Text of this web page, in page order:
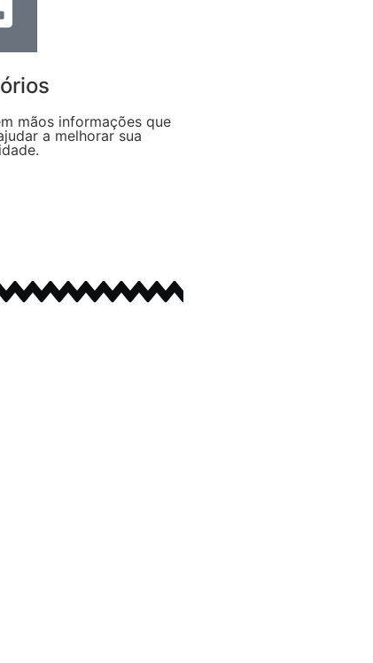
mãos informações que
a melhorar sua